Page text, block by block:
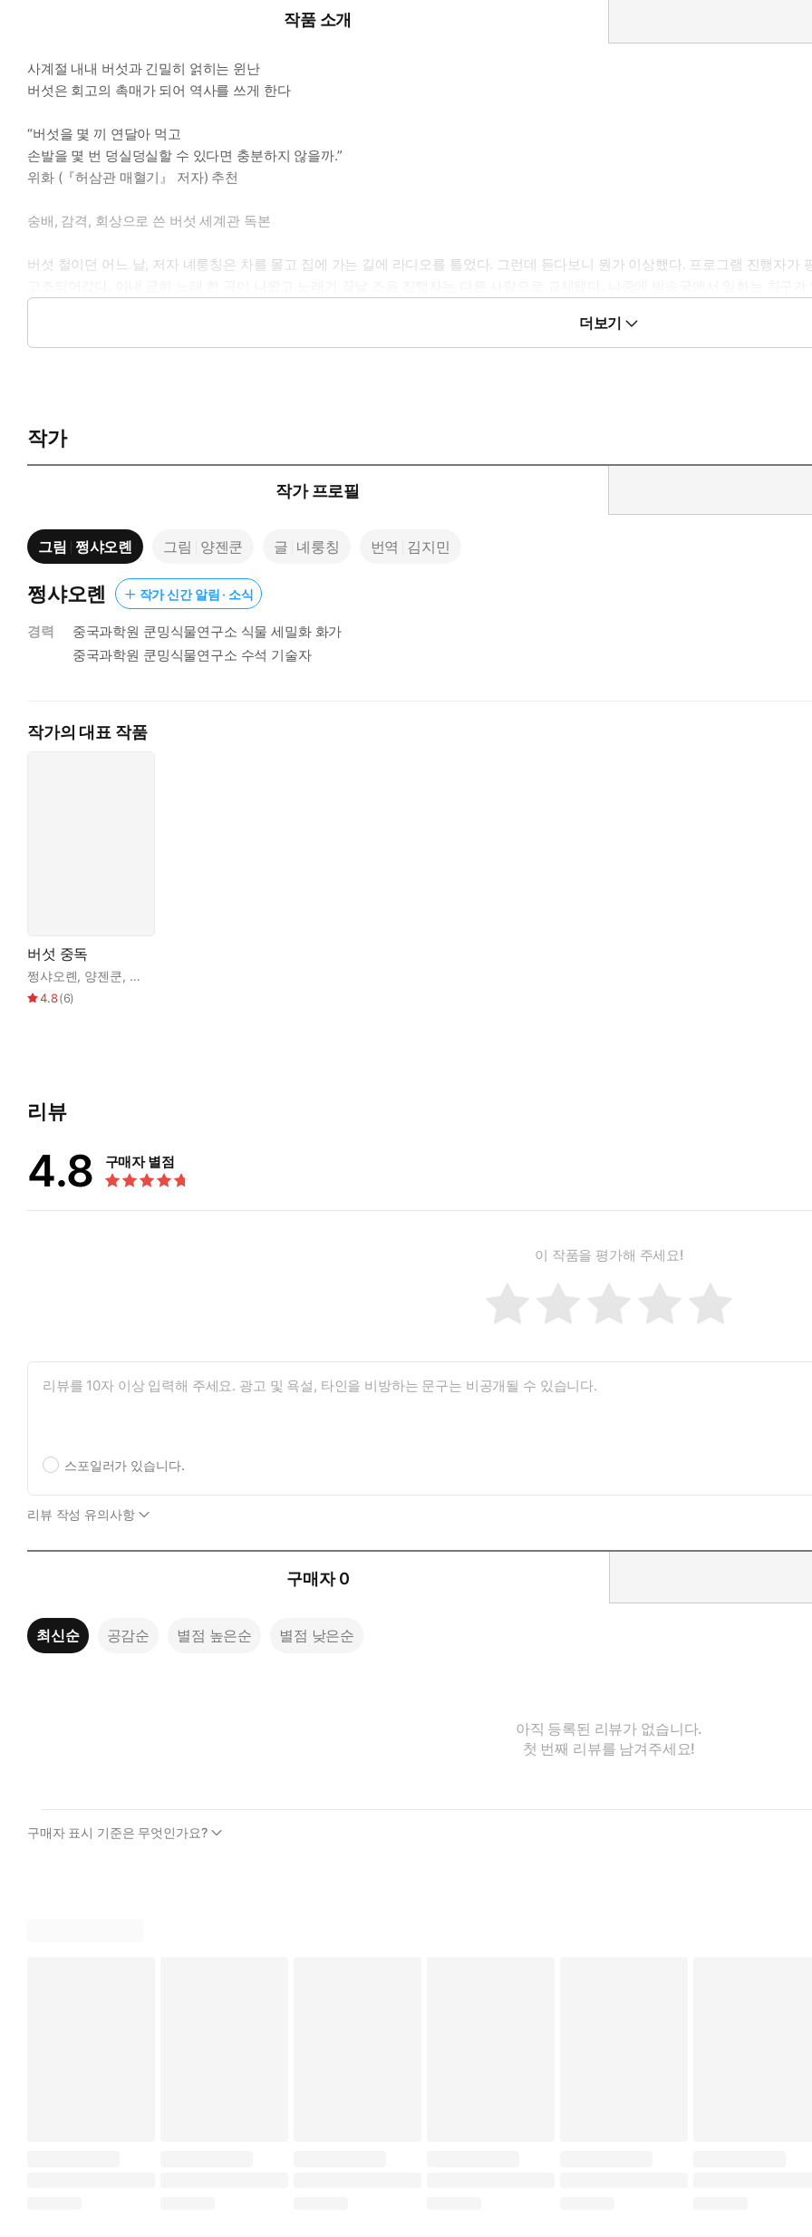
작품 소개
사계절 내내 버섯과 긴밀히 얽히는 윈난
버섯은 회고의 촉매가 되어 역사를 쓰게 한다
“버섯을 몇 끼 연달아 먹고
손발을 몇 번 덩실덩실할 수 있다면 충분하지 않을까.”
위화 (『허삼관 매혈기』 저자) 추천
숭배, 감격, 회상으로 쓴 버섯 세계관 독본
버섯 철이던 어느 날, 저자 녜룽칭은 차를 몰고 집에 가는 길에 라디오를 틀었다. 그런데 듣다보니 뭔가 이상했다. 프로그램 진행자
행하지 못하도록 매우 주의하고 있다고 한다. 단오가 지나면 버섯에 중독된 환자들이 속출한다. 저자의 아내도 버섯에 중독돼 허공
람이라면 누구나 버섯 중독과 관련된 일화 몇 가지를 알게 마련이고, 전해오는 이야기들로 마음은 복잡해진다. 행여나 탈이 날까 염
이들은 버섯을 모조리 먹어치울 자세로 덤벼들 뿐만 아니라 버섯의 신비로움을 상징화하여 창작의 소재로 되풀이하고, 버섯의 독성
다. 이 책 역시 버섯의 인력으로 쓰였다. 저자는 펜을 놀릴 때마다 버섯을 먹고 중독된 친구들의 일화가 떠올랐고, 왠지 모르게 신바
이 이끄는 대로 거닐며 버섯을 향한 숭배와 감격, 회상을 기록한 이 책은 마치 설화 같기도 하다. 버섯 세계관을 이해하고 싶다면 버
느다란 실 역시 막힘없이 뻗어나가며 기억 저편의 감각을 두드릴 것이다.
버섯의 생장은 경이로움의 연속이다. 땅속을 수놓는 공생의 그물은 우리가 알아차리지 못한 때에도 생을 이어나가느라 여념 없다.
환희 그리고 상상력이다. 언제부터 발밑의 생이 시작됐을까? 탄생의 조력자인 삼림은 언제부터 그 비밀에 공모했을까? 버섯은 창발
삽화와 얼굴들이 우후죽순 떠오르는 것도 감각적으로 이해하지 못할 일은 아니다. 하물며 매년 5월이면 버섯으로 뒤덮이는 중국 윈
이치 아닐까.
버섯이 쓰는 미시생활사, 창조성의 지도
형이상과 형이하 사이의 파란 버섯
으로 “버섯이 너무 먹고 싶어”라고 외친다. 이 열망은 단지 버섯의 맛과 향을 기억해내는 것을 뛰어넘어 버섯에 얽힌 얼굴과 장소들
능했던 친구부터 떠오르는 식이다. 그가 알려준 대로 토종닭을 푹 곤 육수에 송이를 얇게 썰어 넣는다. 현지 고추를 화로에 굽고 손
마느냐’라는 질문은 ‘죽느냐 사느냐’라는 심부의 질문을 건드린다. “윈난 사람 대부분은 설사 죽는다고 해도 먹겠다는 태도다. 까짓
성 같은 게 아니던가. 그들에게 중요한 건 지금의 아름다움을 체험하고 감각하는 것이다.” 시인 위젠이 말했듯 버섯은 모종의 형이하
위를 웃돌며 그보다 더 본질적이고 정신적인 매개로서 작용한다. 가령 견수청의 푸른색은 의미심장하다. 예술작품에서 아득한 지평
기와무늬무당버섯, 송이, 송로, 싸리버섯, 곰보버섯, 꾀꼬리버섯, 망태버섯, 영지, 충초, 백 삼……. 어떤 버섯은 오늘 저녁 식탁에 오를
버섯은 커다란 비유다. 창발하는 생명력, 신비로운 우연, 기분과 맛을 돋우는 감각, 과거를 불러오는 향수. 문득 이 같은 존재가 삶에
더보기
작가
작가 프로필
그림 쩡샤오롄 그림 양젠쿤 글 녜룽칭 번역 김지민
쩡샤오롄 작가 신간 알림 · 소식
경력
중국과학원 쿤밍식물연구소 식물 세밀화 화가
중국과학원 쿤밍식물연구소 수석 기술자
작가의 대표 작품
버섯 중독
쩡샤오롄, 양젠쿤, 녜룽칭
4.8(6)
리뷰
4.8 구매자 별점
이 작품을 평가해 주세요!
스포일러가 있습니다.
리뷰 작성 유의사항
구매자 0
최신순 공감순 별점 높은순 별점 낮은순
아직 등록된 리뷰가 없습니다.
첫 번째 리뷰를 남겨주세요!
구매자 표시 기준은 무엇인가요?